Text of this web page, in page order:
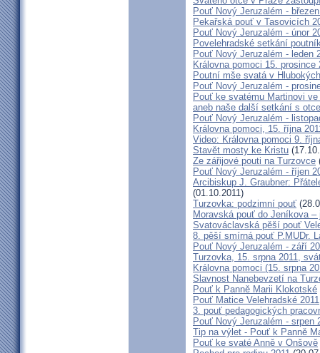
Pouť Nový Jeruzalém -
Pekařská pouť v Tasovicích
Pouť Nový Jeruzalém - únor
Povelehradské setkání
Pouť Nový Jeruzalém - leden
Královna pomoci 15. prosince
Poutní mše svatá v
Pouť Nový Jeruzalém -
Pouť ke svatému Martinovi
aneb naše další setkání s
Pouť Nový Jeruzalém -
Královna pomoci, 15. října
Video: Královna pomoci 9.
Stavět mosty ke Kristu
Ze zářijové pouti na Turzovce
Pouť Nový Jeruzalém - říjen
Arcibiskup J. Graubner:
(01.10.2011)
Turzovka: podzimní pouť
Moravská pouť do Jeníkova
Svatováclavská pěší pouť
8. pěší smírná pouť P.MUDr.
Pouť Nový Jeruzalém - září
Turzovka, 15. srpna 2011,
Královna pomoci (15. srpna
Slavnost Nanebevzetí na
Pouť k Panně Marii Klokotské
Pouť Matice Velehradské 2011
3. pouť pedagogických
Pouť Nový Jeruzalém - srpen
Tip na výlet - Pouť k Panně
Pouť ke svaté Anně v Onšově